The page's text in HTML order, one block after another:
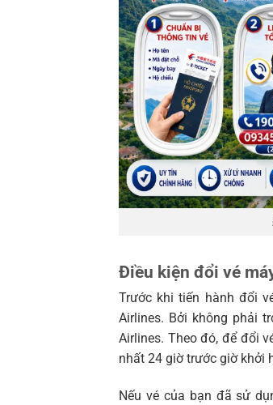
Điều kiện đổi vé
Trước khi tiến hành đổi
Airlines. Bởi không phải
Airlines. Theo đó, để đổi
nhất 24 giờ trước giờ khởi
Nếu vé của bạn đã sử